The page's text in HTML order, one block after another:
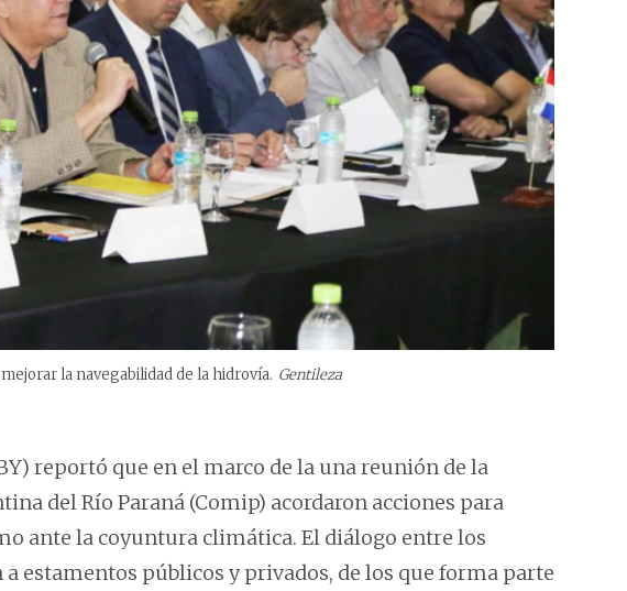
la navegabilidad de la hidrovía. Gentileza
reportó que en el marco de la una reunión de la
del Río Paraná (Comip) acordaron acciones para
ante la coyuntura climática. El diálogo entre los
estamentos públicos y privados, de los que forma parte